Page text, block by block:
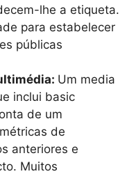
lhe a etiqueta.
para estabelecer
públicas
Um media
inclui basic
de um
de
anteriores e
Muitos